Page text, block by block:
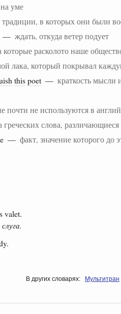
уме
традиции, в которых они были
— ждать, откуда ветер подует
расколото наше
лака, который покрывал
thispoet — краткость мысли
почти не используются в
греческих слова,
— факт, значение которого до
valet.
В других словарях: Мультитран